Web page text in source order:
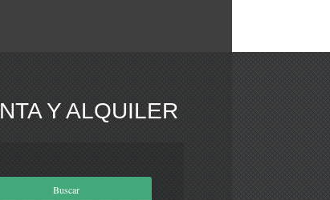
Y ALQUILER